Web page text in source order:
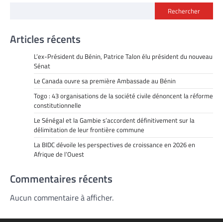
Rechercher
Articles récents
L’ex-Président du Bénin, Patrice Talon élu président du nouveau
Sénat
Le Canada ouvre sa première Ambassade au Bénin
Togo : 43 organisations de la société civile dénoncent la réforme
constitutionnelle
Le Sénégal et la Gambie s’accordent définitivement sur la
délimitation de leur frontière commune
La BIDC dévoile les perspectives de croissance en 2026 en
Afrique de l’Ouest
Commentaires récents
Aucun commentaire à afficher.